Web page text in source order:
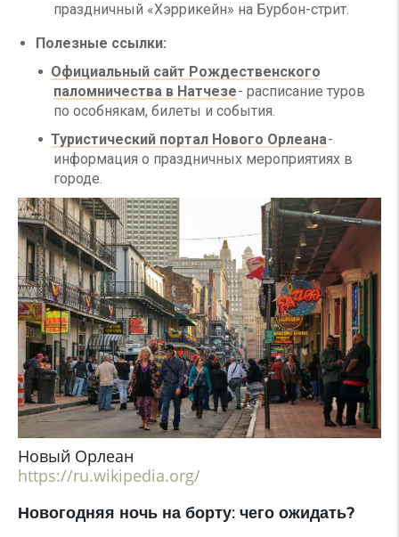
праздничный «Хэррикейн» на Бурбон-стрит.
Полезные ссылки:
Официальный сайт Рождественского
паломничества в Натчезе- расписание туров
по особнякам, билеты и события.
Туристический портал Нового Орлеана-
информация о праздничных мероприятиях в
городе.
Новый Орлеан
https://ru.wikipedia.org/
Новогодняя ночь на борту: чего ожидать?